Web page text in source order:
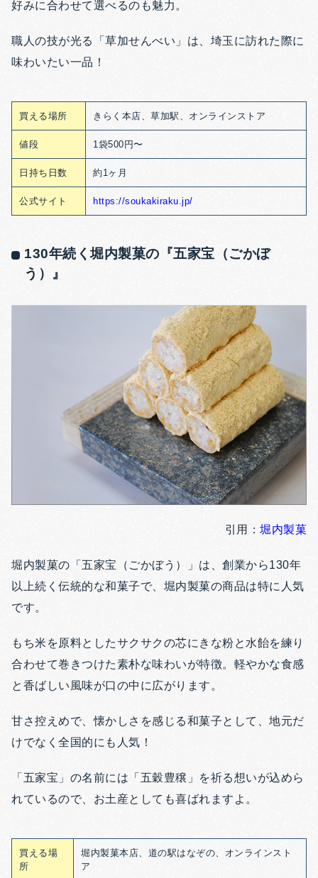
好みに合わせて選べるのも魅力。
職人の技が光る「草加せんべい」は、埼玉に訪れた際に
味わいたい一品！
買える場所 きらく本店、草加駅、オンラインストア
値段 1袋500円〜
日持ち日数 約1ヶ月
公式サイト https://soukakiraku.jp/
130年続く堀内製菓の『五家宝（ごかぼ
う）』
引用： 堀内製菓
堀内製菓の「五家宝（ごかぼう）」は、創業から130年
以上続く伝統的な和菓子で、堀内製菓の商品は特に人気
です。
もち米を原料としたサクサクの芯にきな粉と水飴を練り
合わせて巻きつけた素朴な味わいが特徴。軽やかな食感
と香ばしい風味が口の中に広がります。
甘さ控えめで、懐かしさを感じる和菓子として、地元だ
けでなく全国的にも人気！
「五家宝」の名前には「五穀豊穣」を祈る想いが込めら
れているので、お土産としても喜ばれますよ。
買える場
所
堀内製菓本店、道の駅はなぞの、オンラインスト
ア